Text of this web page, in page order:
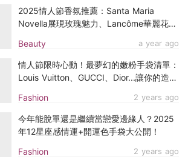
Beauty a year ago
2025情人節香氛推薦：Santa Maria
Novella展現玫瑰魅力、Lancôme華麗花
Fashion 2 years ago
情人節限時心動！最夢幻的嫩粉手袋清單：
Louis Vuitton、GUCCI、Dior...讓你的造型
Fashion 2 years ago
今年能脫單還是繼續當戀愛邊緣人？2025
年12星座感情運+開運色手袋大公開！